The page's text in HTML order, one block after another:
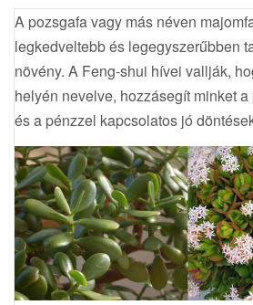
A pozsgafa vagy más néven
legkedveltebb és legegyszerűbben
növény. A Feng-shui hívei vallják,
helyén nevelve, hozzásegít minket
és a pénzzel kapcsolatos jó